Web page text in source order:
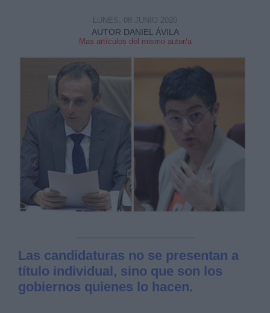
AUTOR DANIEL ÁVILA
Mas artículos del mismo autor/a
LUNES, 08 JUNIO 2020
Las candidaturas no se presentan a
título individual, sino que son los
gobiernos quienes lo hacen.
Información adicional
link